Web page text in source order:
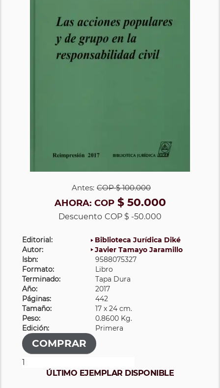
Antes: COP$ 100.000
AHORA: COP$ 50.000
Descuento COP $ -50.000
Editorial:
Biblioteca Jurídica Diké
Autor:
Javier Tamayo Jaramillo
Isbn:
9588075327
Formato:
Libro
Terminado:
Tapa Dura
Año:
2017
Páginas:
442
Tamaño:
17 x 24 cm.
Peso:
0.8600 Kg.
Edición:
Primera
ÚLTIMO EJEMPLAR DISPONIBLE